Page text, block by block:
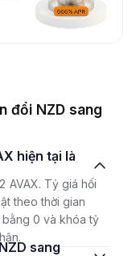
đổi NZD sang
AVAX. Tỷ giá hối
theo thời gian
0 và khóa tỷ